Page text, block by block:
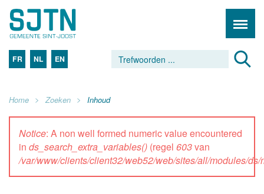
FR NL EN
Home Zoeken Inhoud
Notice: A non well formed numeric value encountered
in ds_search_extra_variables() (regel 603van
/var/www/clients/client32/web52/web/sites/all/modules/